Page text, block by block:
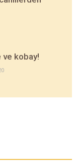
ve kobay!